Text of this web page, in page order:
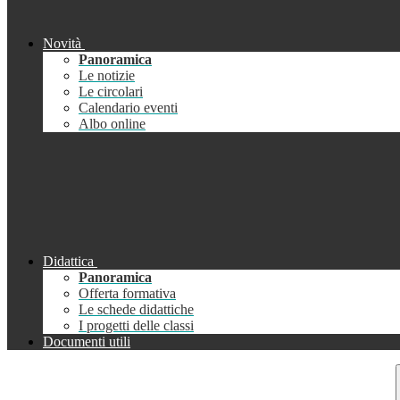
Novità
Panoramica
Le notizie
Le circolari
Calendario eventi
Albo online
Didattica
Panoramica
Offerta formativa
Le schede didattiche
I progetti delle classi
Documenti utili